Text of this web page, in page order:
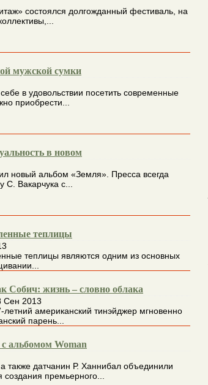
состоялся долгожданный фестиваль, на
мужской сумки
в удовольствии посетить современные
приобрести...
в новом
новый альбом «Земля». Пресса всегда
С. Вакарчука с...
теплицы
теплицы являются одним из основных
Собич: жизнь – словно облака
Сен 2013
летний американский тинэйджер мгновенно
парень...
альбомом Woman
датчанин Р. Ханнибал объединили
премьерного...